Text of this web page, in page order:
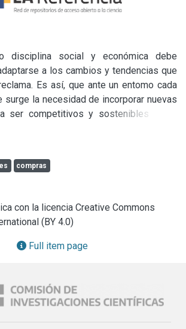
disciplina social y económica debe
a los cambios y tendencias que
Es así, que ante un entomo cada
surge la necesidad de incorporar nuevas
ser competitivos y sostenibles en el
conocer las preferencias del
a los constantes desafíos que la
enfrenta.
de la Empresa viene realizando
de investigación que pretenden
campo de estudio donde aún queda
el comportamiento de los turistas
escenarios, propios de los cambios
investigación se han desarrollado desde
de Investigación Aplicadas al
compras
con la licencia Creative Commons
(BY 4.0)
Full item page